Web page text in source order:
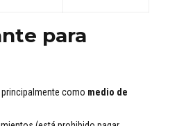
para
principalmente como medio de